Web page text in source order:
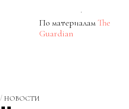
По материаламThe
Guardian
НОВОСТИ